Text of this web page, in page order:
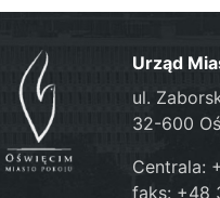
Urząd
ul.
32-600
Centrala:
faks: +48